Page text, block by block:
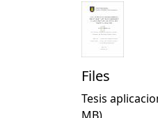
Files
Tesis